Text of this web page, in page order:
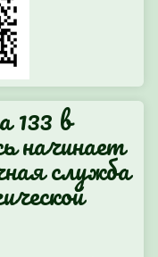
133 в
начинает
служба